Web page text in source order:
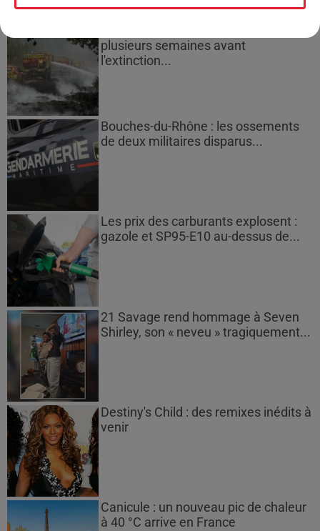
plusieurs semaines avant
l'extinction...
Bouches-du-Rhône : les ossements
de deux militaires disparus...
Les prix des carburants explosent :
gazole et SP95-E10 au-dessus de...
21 Savage rend hommage à Seven
Shirley, son « neveu » tragiquement...
Destiny's Child : des remixes inédits à
venir
Canicule : un nouveau pic de chaleur
à 40 °C arrive en France